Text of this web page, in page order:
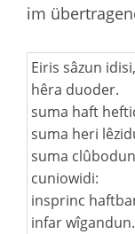
im
Eiris sâzun
hêra duoder.
suma haft
suma heri
suma
cuniowidi:
insprinc
infar wîgandun.